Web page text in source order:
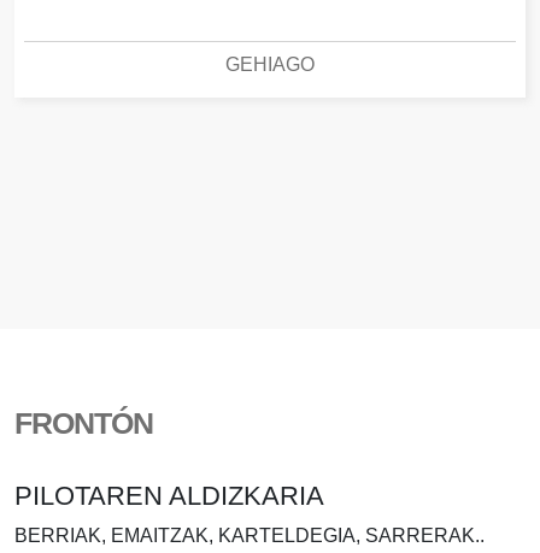
GEHIAGO
FRONTÓN
PILOTAREN ALDIZKARIA
BERRIAK, EMAITZAK, KARTELDEGIA, SARRERAK..